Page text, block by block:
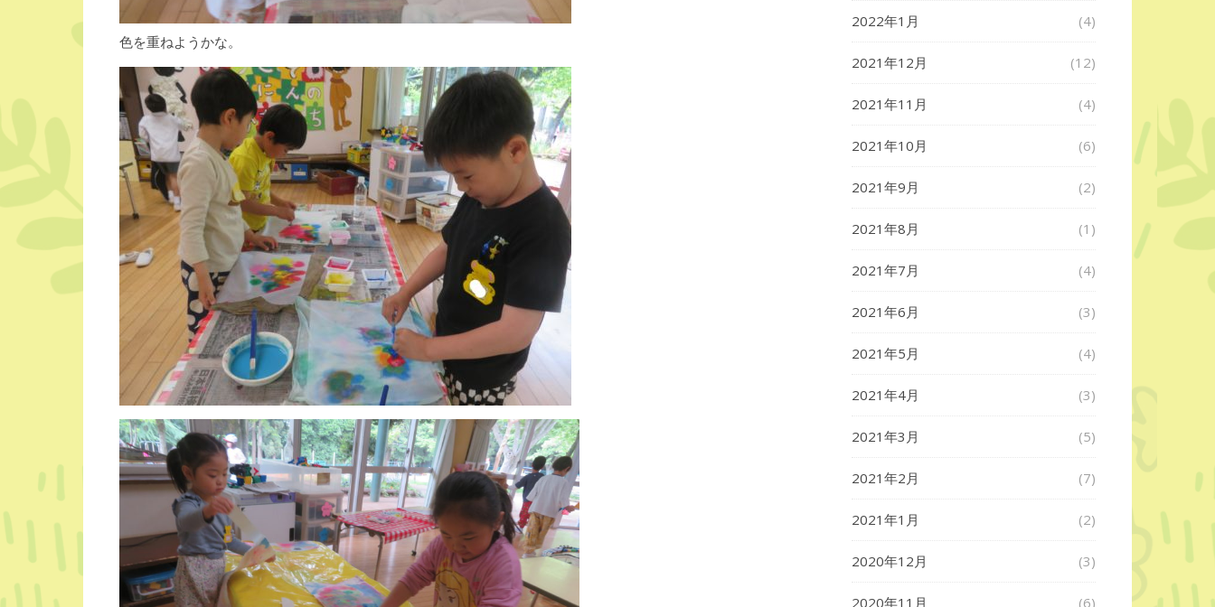
色を重ねようかな。
2022年1月 (4)
2021年12月 (12)
2021年11月 (4)
2021年10月 (6)
2021年9月 (2)
2021年8月 (1)
2021年7月 (4)
2021年6月 (3)
2021年5月 (4)
2021年4月 (3)
2021年3月 (5)
2021年2月 (7)
2021年1月 (2)
2020年12月 (3)
2020年11月 (6)